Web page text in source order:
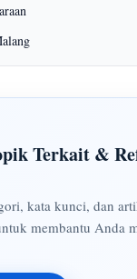
Terkait &
kata kunci, dan
membantu Anda